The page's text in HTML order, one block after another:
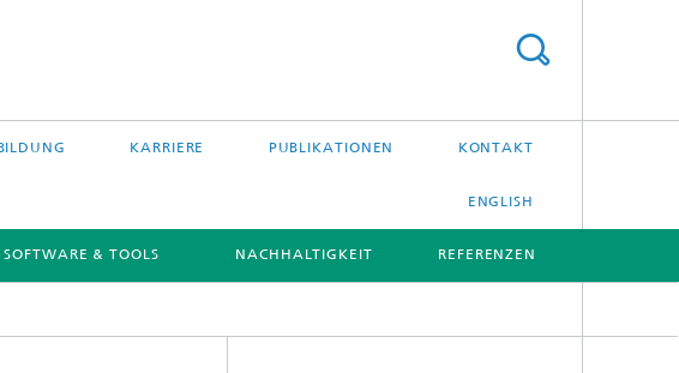
KARRIERE PUBLIKATIONEN KONTAKT
ENGLISH
SOFTWARE & TOOLS NACHHALTIGKEIT REFERENZEN